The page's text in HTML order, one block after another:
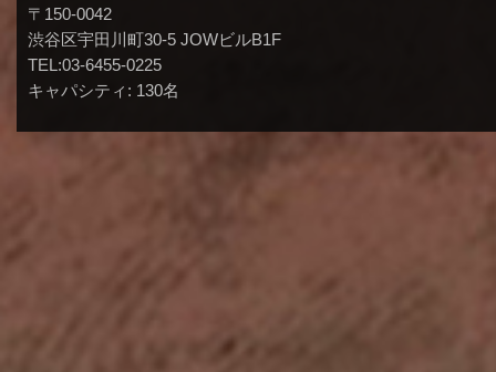
〒150-0042
渋谷区宇田川町30-5 JOWビルB1F
TEL:03-6455-0225
キャパシティ: 130名